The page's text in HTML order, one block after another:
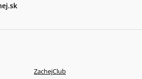
ZachejClub